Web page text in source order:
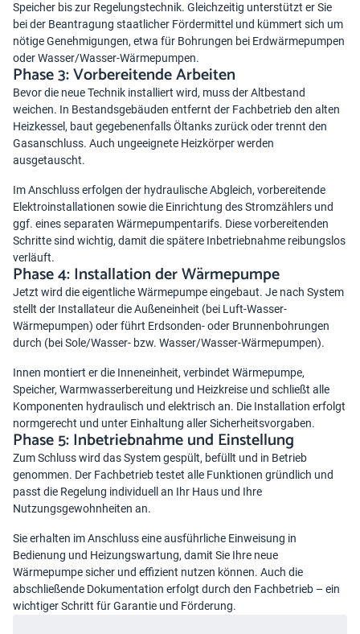
Speicher bis zur Regelungstechnik. Gleichzeitig unterstützt er Sie
bei der Beantragung staatlicher Fördermittel und kümmert sich um
nötige Genehmigungen, etwa für Bohrungen bei Erdwärmepumpen
oder Wasser/Wasser-Wärmepumpen.
Phase 3: Vorbereitende Arbeiten
Bevor die neue Technik installiert wird, muss der Altbestand
weichen. In Bestandsgebäuden entfernt der Fachbetrieb den alten
Heizkessel, baut gegebenenfalls Öltanks zurück oder trennt den
Gasanschluss. Auch ungeeignete Heizkörper werden
ausgetauscht.
Im Anschluss erfolgen der hydraulische Abgleich, vorbereitende
Elektroinstallationen sowie die Einrichtung des Stromzählers und
ggf. eines separaten Wärmepumpentarifs. Diese vorbereitenden
Schritte sind wichtig, damit die spätere Inbetriebnahme reibungslos
verläuft.
Phase 4: Installation der Wärmepumpe
Jetzt wird die eigentliche Wärmepumpe eingebaut. Je nach System
stellt der Installateur die Außeneinheit (bei Luft-Wasser-
Wärmepumpen) oder führt Erdsonden- oder Brunnenbohrungen
durch (bei Sole/Wasser- bzw. Wasser/Wasser-Wärmepumpen).
Innen montiert er die Inneneinheit, verbindet Wärmepumpe,
Speicher, Warmwasserbereitung und Heizkreise und schließt alle
Komponenten hydraulisch und elektrisch an. Die Installation erfolgt
normgerecht und unter Einhaltung aller Sicherheitsvorgaben.
Phase 5: Inbetriebnahme und Einstellung
Zum Schluss wird das System gespült, befüllt und in Betrieb
genommen. Der Fachbetrieb testet alle Funktionen gründlich und
passt die Regelung individuell an Ihr Haus und Ihre
Nutzungsgewohnheiten an.
Sie erhalten im Anschluss eine ausführliche Einweisung in
Bedienung und Heizungswartung, damit Sie Ihre neue
Wärmepumpe sicher und effizient nutzen können. Auch die
abschließende Dokumentation erfolgt durch den Fachbetrieb – ein
wichtiger Schritt für Garantie und Förderung.